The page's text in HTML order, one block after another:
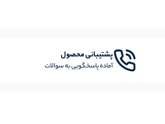
پشتیبانی محصول
آماده پاسخگویی به سوالات